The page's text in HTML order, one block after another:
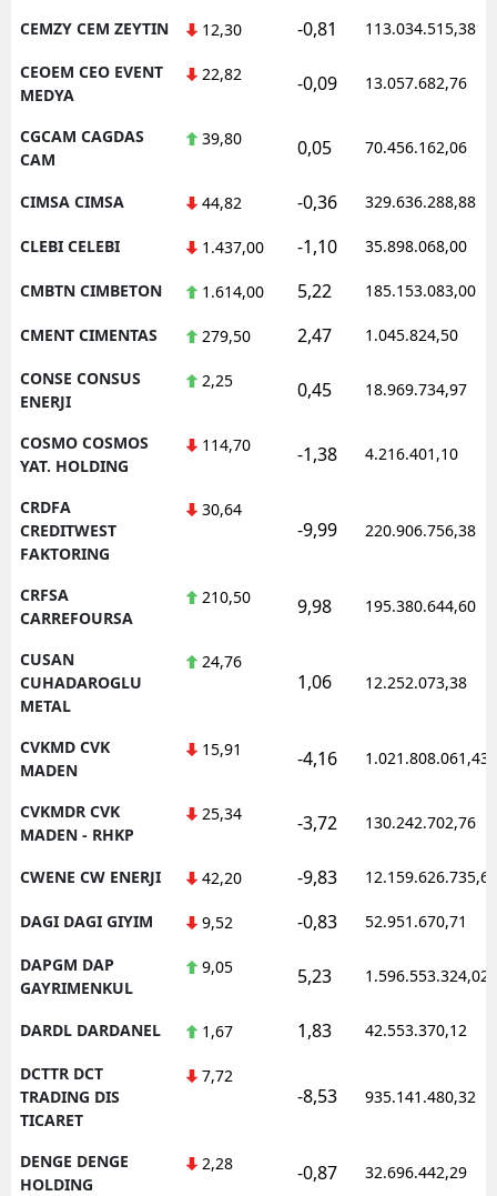
CEMZY CEM ZEYTIN 12,30 -0,81 113.034.515,38
CEOEM CEO EVENT
MEDYA
22,82 -0,09 13.057.682,76
CGCAM CAGDAS
CAM
39,80 0,05 70.456.162,06
CIMSA CIMSA 44,82 -0,36 329.636.288,88
CLEBI CELEBI 1.437,00 -1,10 35.898.068,00
CMBTN CIMBETON 1.614,00 5,22 185.153.083,00
CMENT CIMENTAS 279,50 2,47 1.045.824,50
CONSE CONSUS
ENERJI
2,25 0,45 18.969.734,97
COSMO COSMOS
YAT. HOLDING
114,70 -1,38 4.216.401,10
CRDFA
CREDITWEST
FAKTORING
30,64
-9,99 220.906.756,38
CRFSA
CARREFOURSA
210,50 9,98 195.380.644,60
CUSAN
CUHADAROGLU
METAL
24,76
1,06 12.252.073,38
CVKMD CVK
MADEN
15,91 -4,16 1.021.808.061,43
CVKMDR CVK
MADEN - RHKP
25,34 -3,72 130.242.702,76
CWENE CW ENERJI 42,20 -9,83 12.159.626.735,62
DAGI DAGI GIYIM 9,52 -0,83 52.951.670,71
DAPGM DAP
GAYRIMENKUL
9,05 5,23 1.596.553.324,02
DARDL DARDANEL 1,67 1,83 42.553.370,12
DCTTR DCT
TRADING DIS
TICARET
7,72
-8,53 935.141.480,32
DENGE DENGE
HOLDING
2,28 -0,87 32.696.442,29